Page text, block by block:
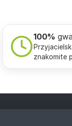
100%
znakomite